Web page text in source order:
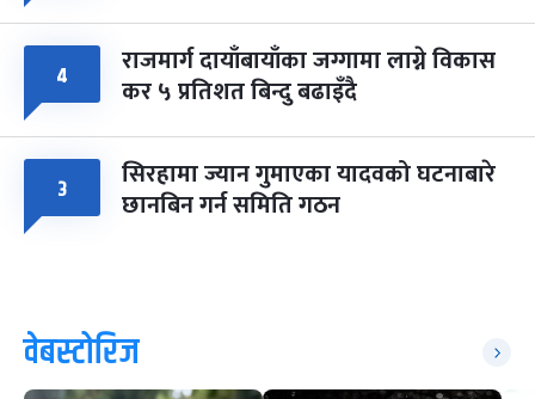
४ राजमार्ग दायाँबायाँका जग्गामा लाग्ने विकास
कर ५ प्रतिशत बिन्दु बढाइँदै
३ सिरहामा ज्यान गुमाएका यादवको घटनाबारे
छानबिन गर्न समिति गठन
वेबस्टोरिज